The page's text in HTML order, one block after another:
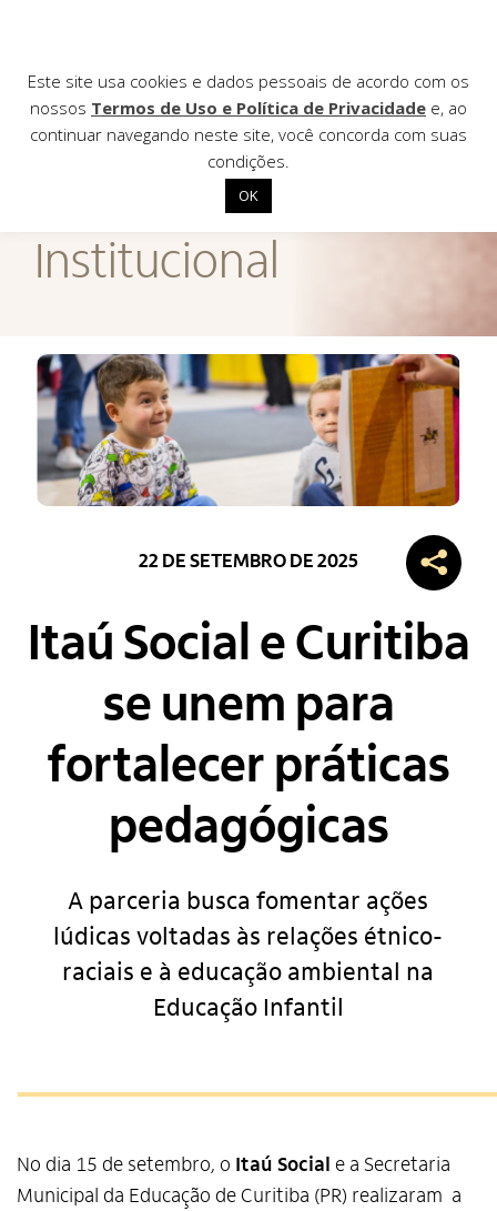
Institucional
Biblioteca
Notícias
Editais
Contato
Institucional
22 DE SETEMBRO DE 2025
Itaú Social e Curitiba
se unem para
fortalecer práticas
pedagógicas
A parceria busca fomentar ações
lúdicas voltadas às relações étnico-
raciais e à educação ambiental na
Educação Infantil
No dia 15 de setembro, o Itaú Social e a Secretaria
Municipal da Educação de Curitiba (PR) realizaram a
Este site usa cookies e dados pessoais de acordo com os
nossos Termos de Uso e Política de Privacidade e, ao
continuar navegando neste site, você concorda com suas
condições.
OK